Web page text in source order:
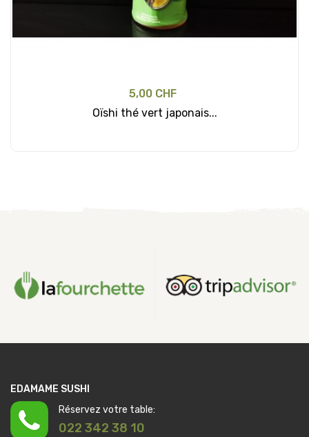
5,00 CHF
Oïshi thé vert japonais...
EDAMAME SUSHI
Réservez votre table:
022 342 38 10